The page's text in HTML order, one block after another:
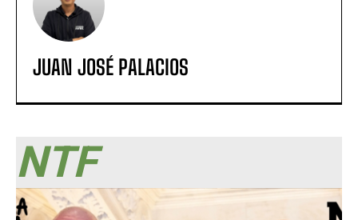
JUAN JOSÉ PALACIOS
NTF